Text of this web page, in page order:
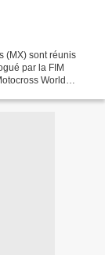
(MX) sont réunis
par la FIM
World